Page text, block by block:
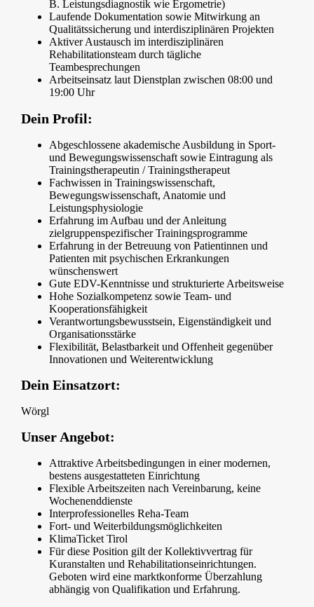
B. Leistungsdiagnostik wie Ergometrie)
Laufende Dokumentation sowie Mitwirkung an
Qualitätssicherung und interdisziplinären Projekten
Aktiver Austausch im interdisziplinären
Rehabilitationsteam durch tägliche
Teambesprechungen
Arbeitseinsatz laut Dienstplan zwischen 08:00 und
19:00 Uhr
Dein Profil:
Abgeschlossene akademische Ausbildung in Sport-
und Bewegungswissenschaft sowie Eintragung als
Trainingstherapeutin / Trainingstherapeut
Fachwissen in Trainingswissenschaft,
Bewegungswissenschaft, Anatomie und
Leistungsphysiologie
Erfahrung im Aufbau und der Anleitung
zielgruppenspezifischer Trainingsprogramme
Erfahrung in der Betreuung von Patientinnen und
Patienten mit psychischen Erkrankungen
wünschenswert
Gute EDV-Kenntnisse und strukturierte Arbeitsweise
Hohe Sozialkompetenz sowie Team- und
Kooperationsfähigkeit
Verantwortungsbewusstsein, Eigenständigkeit und
Organisationsstärke
Flexibilität, Belastbarkeit und Offenheit gegenüber
Innovationen und Weiterentwicklung
Dein Einsatzort:
Wörgl
Unser Angebot:
Attraktive Arbeitsbedingungen in einer modernen,
bestens ausgestatteten Einrichtung
Flexible Arbeitszeiten nach Vereinbarung, keine
Wochenenddienste
Interprofessionelles Reha-Team
Fort- und Weiterbildungsmöglichkeiten
KlimaTicket Tirol
Für diese Position gilt der Kollektivvertrag für
Kuranstalten und Rehabilitationseinrichtungen.
Geboten wird eine marktkonforme Überzahlung
abhängig von Qualifikation und Erfahrung.